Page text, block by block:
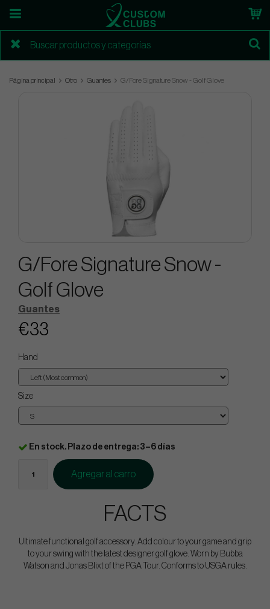
Página principal Otro Guantes G/Fore Signature Snow - Golf Glove
G/Fore Signature Snow -
Golf Glove
Guantes
€33
Hand
Size
En stock. Plazo de entrega: 3–6 días
Agregar al carro
FACTS
Ultimate functional golf accessory. Add colour to your game and grip
to your swing with the latest designer golf glove. Worn by Bubba
Watson and Jonas Blixt of the PGA Tour. Conforms to USGA rules.